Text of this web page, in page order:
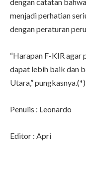
menjadi perhatian
dengan peraturan
“Harapan F-KIR agar
dapat lebih baik dan
Utara,” pungkasnya.(*)
Penulis : Leonardo
Editor : Apri